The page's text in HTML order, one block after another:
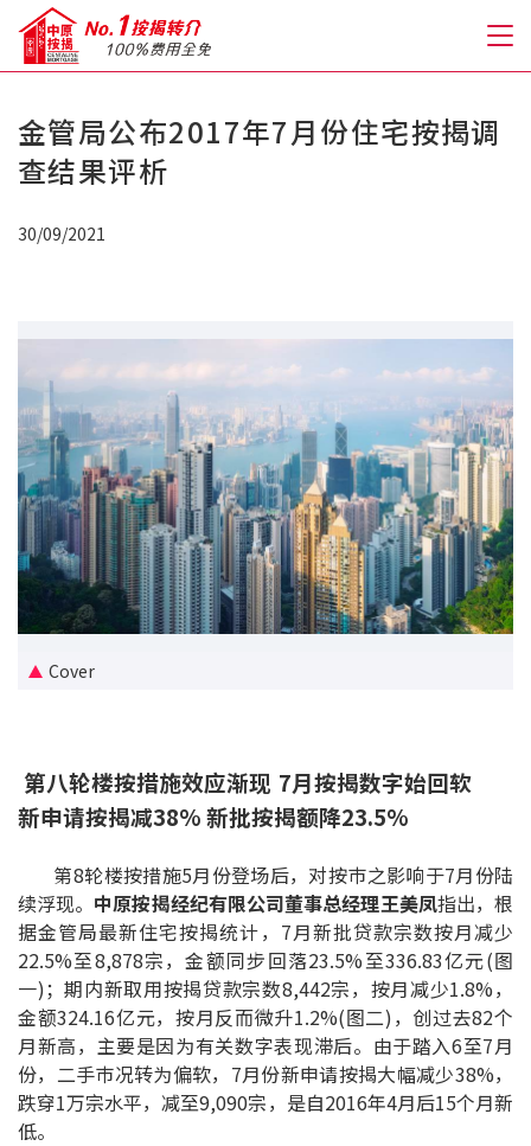
关于我们
免费开户转介服务
私人贷款
优惠礼遇
新盘优越按揭优惠
中原按揭标签优惠
推荐齐齐友赏
按揭计算
置业预算
供款年期计算
工商铺按揭计算
印花税计算
金管局公布2017年7月份住宅按揭调
查结果评析
30/09/2021
Cover
第八轮楼按措施效应渐现 7月按揭数字始回软
新申请按揭减38% 新批按揭额降23.5%
第8轮楼按措施5月份登场后，对按巿之影响于7月份陆
续浮现。 中原按揭经纪有限公司董事总经理王美凤指出，根
据金管局最新住宅按揭统计，7月新批贷款宗数按月减少
22.5%至8,878宗，金额同步回落23.5%至336.83亿元(图
一)；期内新取用按揭贷款宗数8,442宗，按月减少1.8%，
金额324.16亿元，按月反而微升1.2%(图二)，创过去82个
月新高，主要是因为有关数字表现滞后。由于踏入6至7月
份，二手巿况转为偏软，7月份新申请按揭大幅减少38%，
跌穿1万宗水平，减至9,090宗，是自2016年4月后15个月新
低。